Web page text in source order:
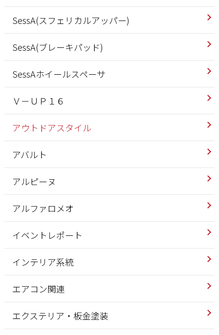
SessA(スフェリカルアッパー)
SessA(ブレーキパッド)
SessAホイールスペーサ
Ｖ－ＵＰ１６
アウトドアスタイル
アバルト
アルピーヌ
アルファロメオ
イベントレポート
インテリア系統
エアコン関連
エクステリア・板金塗装